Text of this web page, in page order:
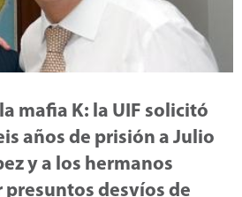
mafia K: la UIF solicitó
años de prisión a Julio
y a los hermanos
presuntos desvíos de